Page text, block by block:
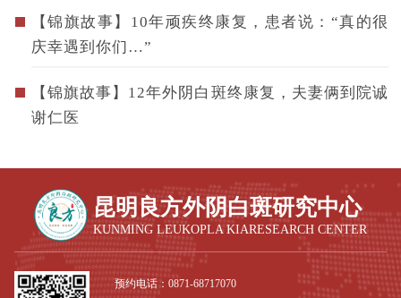
【锦旗故事】10年顽疾终康复，患者说：“真的很
庆幸遇到你们…”
【锦旗故事】12年外阴白斑终康复，夫妻俩到院诚
谢仁医
昆明良方外阴白斑研究中心
KUNMING LEUKOPLA KIARESEARCH CENTER
预约电话：0871-68717070